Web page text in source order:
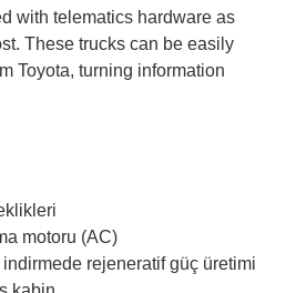
with telematics hardware as
These trucks can be easily
Toyota, turning information
motoru (AC)
rejeneratif güç üretimi